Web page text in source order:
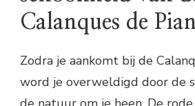
Calanques de
Zodra je aankomt bij de
word je overweldigd door de